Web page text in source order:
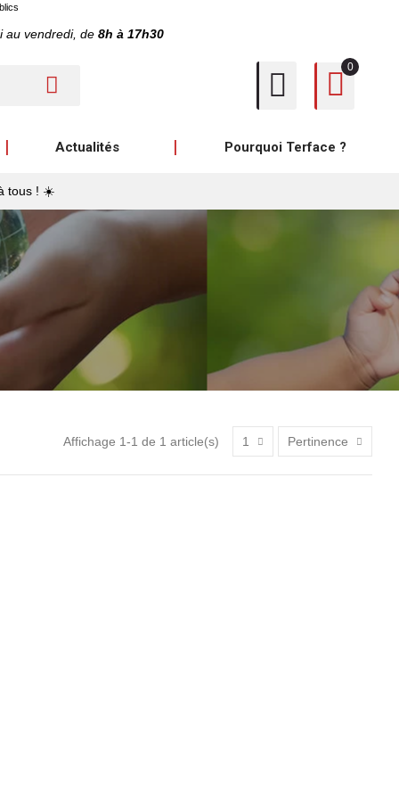
au vendredi, de 8h à 17h30
0
Actualités Pourquoi Terface ?
tous ! ☀️
Affichage 1-1 de 1 article(s) 1 Pertinence